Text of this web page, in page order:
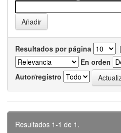
Resultados por página |
En orden
Autor/registro
Resultados 1-1 de 1.